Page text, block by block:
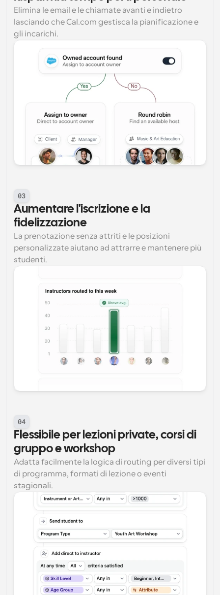
Elimina le email e le chiamate avanti e indietro
lasciando che Cal.com gestisca la pianificazione e
gli incarichi.
03
Aumentare l'iscrizione e la
fidelizzazione
La prenotazione senza attriti e le posizioni
personalizzate aiutano ad attrarre e mantenere più
studenti.
04
Flessibile per lezioni private, corsi di
gruppo e workshop
Adatta facilmente la logica di routing per diversi tipi
di programma, formati di lezione o eventi
stagionali.